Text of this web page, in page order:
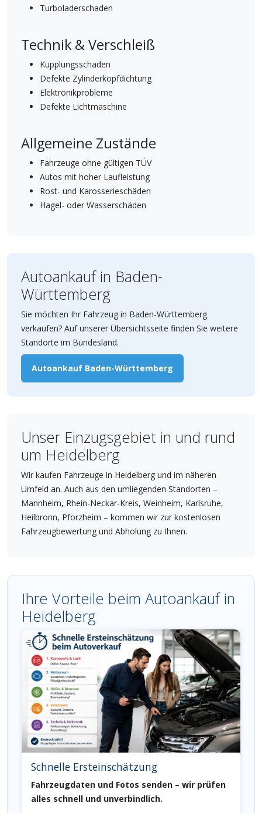
Turboladerschaden
Technik & Verschleiß
Kupplungsschaden
Defekte Zylinderkopfdichtung
Elektronikprobleme
Defekte Lichtmaschine
Allgemeine Zustände
Fahrzeuge ohne gültigen TÜV
Autos mit hoher Laufleistung
Rost- und Karosserieschäden
Hagel- oder Wasserschäden
Autoankauf in Baden-
Württemberg
Sie möchten Ihr Fahrzeug in Baden-Württemberg
verkaufen? Auf unserer Übersichtsseite finden Sie weitere
Standorte im Bundesland.
Autoankauf Baden-Württemberg
Unser Einzugsgebiet in und rund
um Heidelberg
Wir kaufen Fahrzeuge in Heidelberg und im näheren
Umfeld an. Auch aus den umliegenden Standorten –
Mannheim, Rhein-Neckar-Kreis, Weinheim, Karlsruhe,
Heilbronn, Pforzheim – kommen wir zur kostenlosen
Fahrzeugbewertung und Abholung zu Ihnen.
Ihre Vorteile beim Autoankauf in
Heidelberg
Schnelle Ersteinschätzung
Fahrzeugdaten und Fotos senden – wir prüfen
alles schnell und unverbindlich.